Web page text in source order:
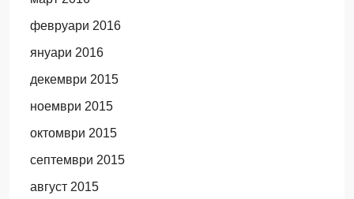
февруари 2016
януари 2016
декември 2015
ноември 2015
октомври 2015
септември 2015
август 2015